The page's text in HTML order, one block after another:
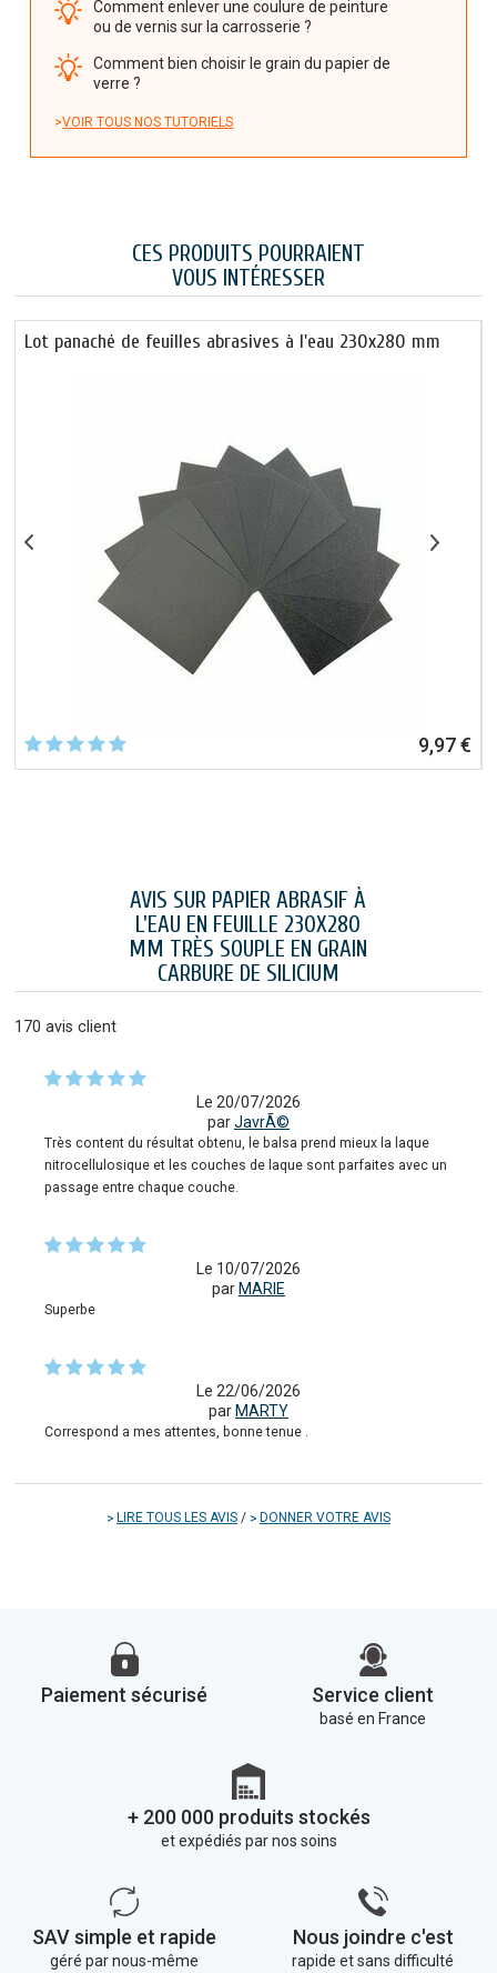
Comment enlever une coulure de peinture
ou de vernis sur la carrosserie ?
Comment bien choisir le grain du papier de
verre ?
VOIR TOUS NOS TUTORIELS
CES PRODUITS POURRAIENT
VOUS INTÉRESSER
Lot panaché de feuilles abrasives à l'eau 230x280 mm
9,97 €
AVIS SUR PAPIER ABRASIF À
L'EAU EN FEUILLE 230X280
MM TRÈS SOUPLE EN GRAIN
CARBURE DE SILICIUM
170 avis client
Le 20/07/2026
parJavrÃ©
Très content du résultat obtenu, le balsa prend mieux la laque
nitrocellulosique et les couches de laque sont parfaites avec un
passage entre chaque couche.
Le 10/07/2026
par MARIE
Superbe
Le 22/06/2026
par MARTY
Correspond a mes attentes, bonne tenue .
LIRE TOUS LES AVIS / DONNER VOTRE AVIS
Paiement sécurisé Service client
basé en France
+ 200 000 produits stockés
et expédiés par nos soins
SAV simple et rapide
géré par nous-même
Nous joindre c'est
rapide et sans difficulté